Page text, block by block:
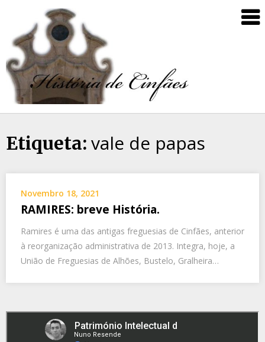
Etiqueta: vale de papas
Novembro 18, 2021
RAMIRES: breve História.
Ramires é uma das antigas freguesias de Cinfães, anterior
à reorganização administrativa de 2013. Integra, hoje, a
União de Freguesias de Alhões, Bustelo, Gralheira…